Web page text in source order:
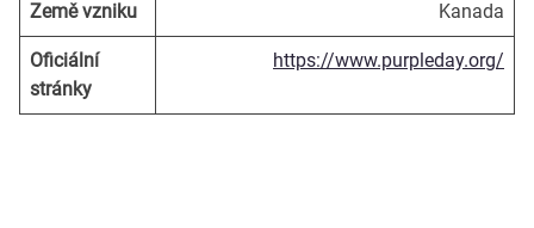
Země vzniku Kanada
Oficiální
stránky
https://www.purpleday.org/